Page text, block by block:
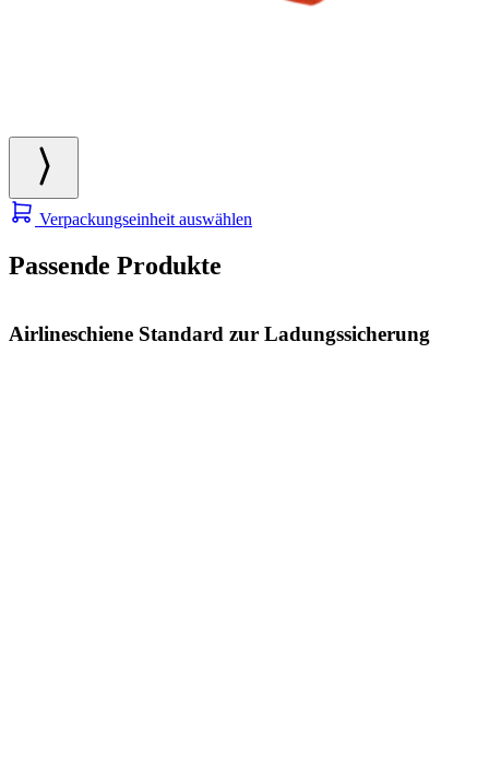
Verpackungseinheit auswählen
Passende Produkte
Airlineschiene Standard zur Ladungssicherung